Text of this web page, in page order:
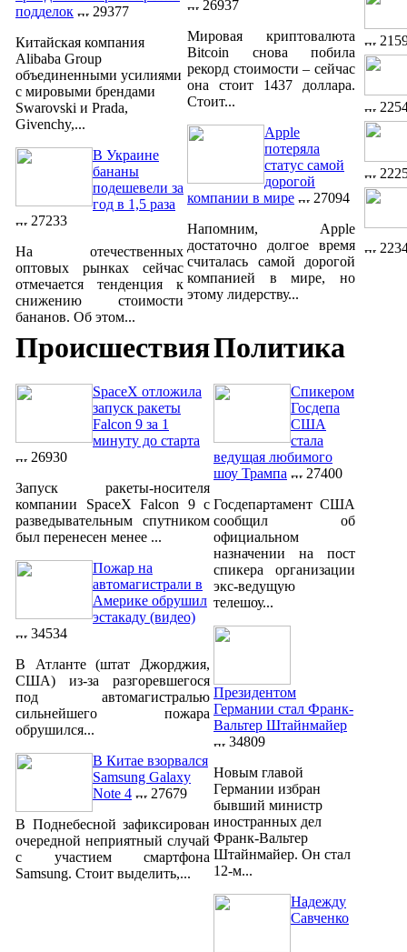
подделок
29377
Китайская компания
Alibaba Group
объединенными усилиями
с мировыми брендами
Swarovski и Prada,
Givenchy,...
В Украине
бананы
подешевели за
год в 1,5 раза
27233
На отечественных
оптовых рынках сейчас
отмечается тенденция к
снижению стоимости
бананов. Об этом...
26937
Мировая криптовалюта
Bitcoin снова побила
рекорд стоимости – сейчас
она стоит 1437 доллара.
Стоит...
Apple
потеряла
статус самой
дорогой
компании в мире
27094
Напомним, Apple
достаточно долгое время
считалась самой дорогой
компанией в мире, но
этому лидерству...
Происшествия
SpaceX отложила
запуск ракеты
Falcon 9 за 1
минуту до старта
26930
Запуск ракеты-носителя
компании SpaceX Falcon 9 с
разведывательным спутником
был перенесен менее ...
Пожар на
автомагистрали в
Америке обрушил
эстакаду (видео)
34534
В Атланте (штат Джорджия,
США) из-за разгоревшегося
под автомагистралью
сильнейшего пожара
обрушился...
В Китае взорвался
Samsung Galaxy
Note 4
27679
В Поднебесной зафиксирован
очередной неприятный случай
с участием смартфона
Samsung. Стоит выделить,...
Политика
Спикером
Госдепа
США
стала
ведущая любимого
шоу Трампа
27400
Госдепартамент США
сообщил об
официальном
назначении на пост
спикера организации
экс-ведущую
телешоу...
Президентом
Германии стал Франк-
Вальтер Штайнмайер
34809
Новым главой
Германии избран
бывший министр
иностранных дел
Франк-Вальтер
Штайнмайер. Он стал
12-м...
Надежду
Савченко